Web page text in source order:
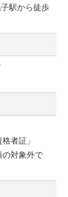
駅から徒歩
者証」
対象外で